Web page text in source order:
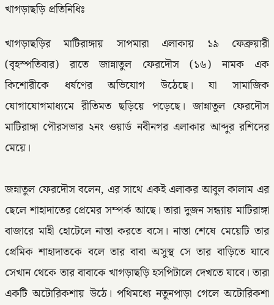
‎খাগড়াছড়ি প্রতিনিধিঃ
‎খাগড়াছড়ির মাটিরাঙ্গায় সাপমারা এলাকায় ১৯ ফেব্রুয়ারী
(বৃহস্পতিবার) রাতে জান্নাতুল ফেরদৌস (১৬) নামক এক
কিশোরীকে ধর্ষণের অভিযোগ উঠেছে। যা সামাজিক
যোগাযোগমাধ্যমে রীতিমত ছড়িয়ে পড়েছে। জান্নাতুল ফেরদৌস
মাটিরাঙ্গা পৌরসভার ২নং ওয়ার্ড নবীনগর এলাকার আব্দুর রশিদের
মেয়ে।
‎জন্নাতুল ফেরদৌস বলেন, এর সাথে একই এলাকর আবুল কালাম এর
ছেলে শাহাদাতের প্রেমের সম্পর্ক আছে। তারা দুজন সন্ধ্যায় মাটিরাঙ্গা
বাজারে মাহী হোটেলে নাস্তা করতে বসে। নাস্তা শেষে মেয়েটি তার
প্রেমিক শাহাদাতকে বলে তার বাবা অসুস্থ সে তার বাড়িতে যাবে
সেখান থেকে তার বাবাকে খাগড়াছড়ি হসপিটালে দেখতে যাবে। তারা
একটি অটোরিকশায় উঠে। পথিমধ্যে নতুনপাড়া গেলে অটোরিকশা